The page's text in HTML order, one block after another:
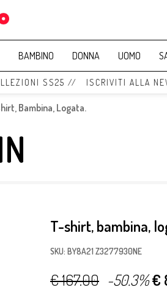
BAMBINO DONNA UOMO
SS25 // ISCRIVITI ALLA
Bambina, Logata.
T-shirt, bambina,
SKU: BY8A21 Z3277930NE
€ 167.00 -50.3%€